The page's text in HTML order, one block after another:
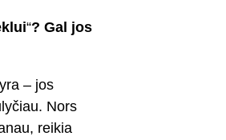
“? Gal jos
– jos
Nors
reikia